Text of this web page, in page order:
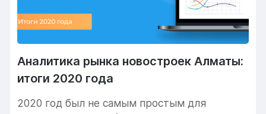
Аналитика рынка новостроек Алматы:
итоги 2020 года
2020 год был не самым простым для